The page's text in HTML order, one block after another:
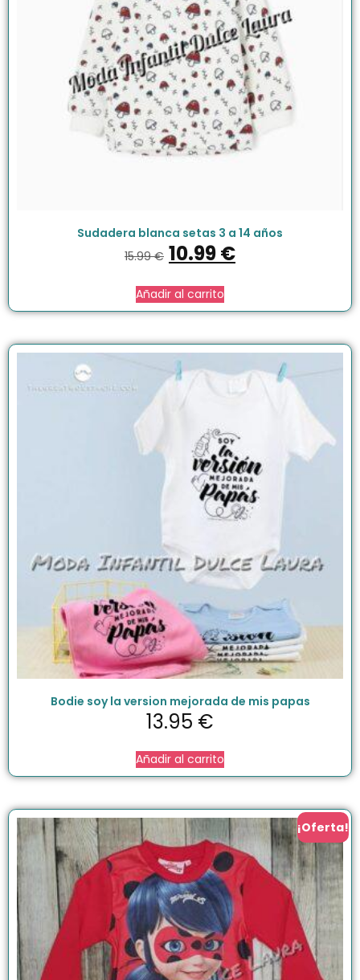
Sudadera blanca setas 3 a 14 años
15.99€ 10.99€
Añadir al carrito
Bodie soy la version mejorada de mis papas
13.95 €
Añadir al carrito
¡Oferta!